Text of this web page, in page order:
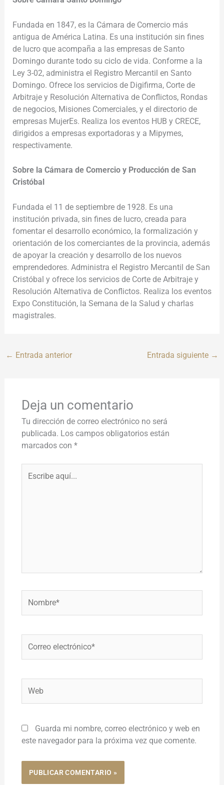
Fundada en 1847, es la Cámara de Comercio más
antigua de América Latina. Es una institución sin fines
de lucro que acompaña a las empresas de Santo
Domingo durante todo su ciclo de vida. Conforme a la
Ley 3-02, administra el Registro Mercantil en Santo
Domingo. Ofrece los servicios de Digifirma, Corte de
Arbitraje y Resolución Alternativa de Conflictos, Rondas
de negocios, Misiones Comerciales, y el directorio de
empresas MujerEs. Realiza los eventos HUB y CRECE,
dirigidos a empresas exportadoras y a Mipymes,
respectivamente.
Sobre la Cámara de Comercio y Producción de San
Cristóbal
Fundada el 11 de septiembre de 1928. Es una
institución privada, sin fines de lucro, creada para
fomentar el desarrollo económico, la formalización y
orientación de los comerciantes de la provincia, además
de apoyar la creación y desarrollo de los nuevos
emprendedores. Administra el Registro Mercantil de San
Cristóbal y ofrece los servicios de Corte de Arbitraje y
Resolución Alternativa de Conflictos. Realiza los eventos
Expo Constitución, la Semana de la Salud y charlas
magistrales.
← Entrada anterior Entrada siguiente →
Deja un comentario
Tu dirección de correo electrónico no será
publicada. Los campos obligatorios están
marcados con *
aquí...
electrónico*
Guarda mi nombre, correo electrónico y web en
este navegador para la próxima vez que comente.